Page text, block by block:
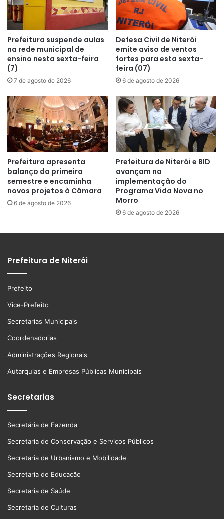
Prefeitura suspende aulas
na rede municipal de
ensino nesta sexta-feira
(7)
7 de agosto de 2026
Defesa Civil de Niterói
emite aviso de ventos
fortes para esta sexta-
feira (07)
6 de agosto de 2026
Prefeitura apresenta
balanço do primeiro
semestre e encaminha
novos projetos à Câmara
6 de agosto de 2026
Prefeitura de Niterói e BID
avançam na
implementação do
Programa Vida Nova no
Morro
6 de agosto de 2026
Prefeitura de Niterói
Prefeito
Vice-Prefeito
Secretarias Municipais
Coordenadorias
Administrações Regionais
Autarquias e Empresas Públicas Municipais
Secretarias
Secretária de Fazenda
Secretaria de Conservação e Serviços Públicos
Secretaria de Urbanismo e Mobilidade
Secretaria de Educação
Secretaria de Saúde
Secretaria de Culturas